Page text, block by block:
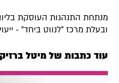
מנתחת התנהגות העוסקת בליווי
ובעלת מרכז "לנווט ביחד" -
עוד כתבות של מיטל ברזיק